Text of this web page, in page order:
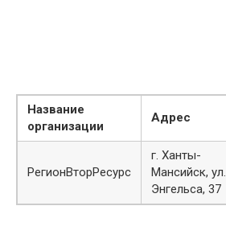
Название
организации
Адрес
РегионВторРесурс
г. Ханты-
Мансийск, ул.
Энгельса, 37